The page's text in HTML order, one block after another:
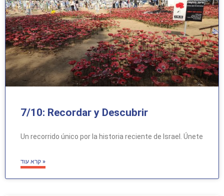
7/10: Recordar y Descubrir
Un recorrido único por la historia reciente de Israel. Únete
קרא עוד »